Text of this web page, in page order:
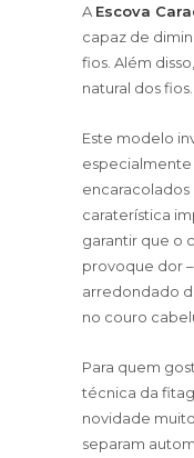
A Escova
capaz de
fios. Além
natural dos fios.
Este modelo
especialmente
encaracolados
caraterística
garantir que o
provoque dor
arredondado
no couro
Para quem
técnica da
novidade
separam